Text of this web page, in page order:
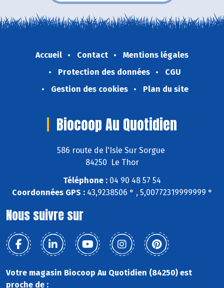
Accueil Contact
Mentions légales
Protection des données
CGU
Gestion des cookies
Plan du site
Biocoop Au Quotidien
586 route de l'Isle Sur Sorgue
84250 Le Thor
Téléphone : 04 90 48 57 54
Coordonnées GPS :43,9238506 ° , 5,00772319999999 °
Nous suivre sur
Votre magasin Biocoop Au Quotidien (84250) est
proche de :